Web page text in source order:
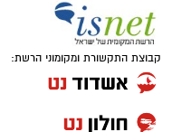
קבוצת התקשורת ומקומוני הרשת: